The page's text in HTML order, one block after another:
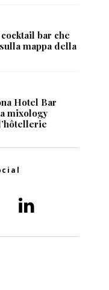
bar che
mappa della
Hotel Bar
mixology